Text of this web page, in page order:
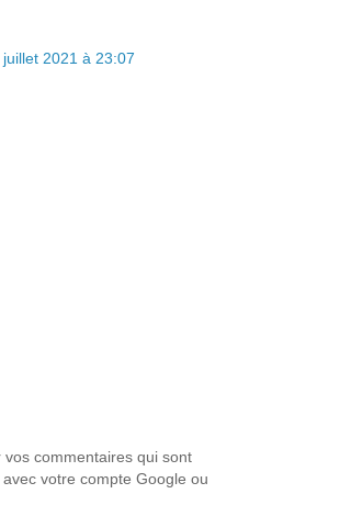
juillet 2021 à 23:07
commentaires qui sont
votre compte Google ou